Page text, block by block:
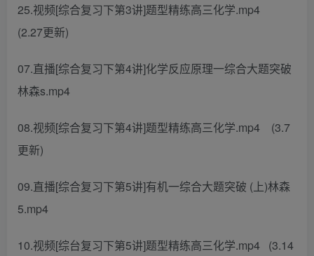
25.视频[综合复习下第3讲]题型精练高三化学.mp4
(2.27更新)
07.直播[综合复习下第4讲]化学反应原理一综合大题突破
林森s.mp4
08.视频[综合复习下第4讲]题型精练高三化学.mp4 (3.7
更新)
09.直播[综合复习下第5讲]有机一综合大题突破 (上)林森
5.mp4
10.视频[综台复习下第5讲]题型精练高三化学.mp4 (3.14